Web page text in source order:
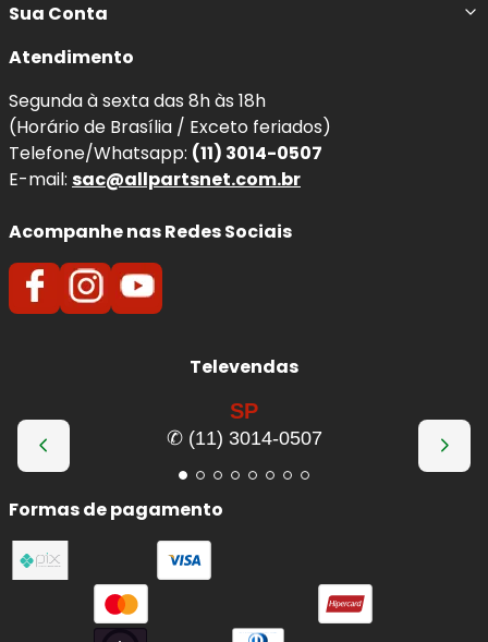
Sua Conta
Atendimento
Segunda à sexta das 8h às 18h
(Horário de Brasília / Exceto feriados)
Telefone/Whatsapp: (11) 3014-0507
E-mail: sac@allpartsnet.com.br
Acompanhe nas Redes Sociais
Televendas
SP
✆ (11) 3014-0507
Formas de pagamento